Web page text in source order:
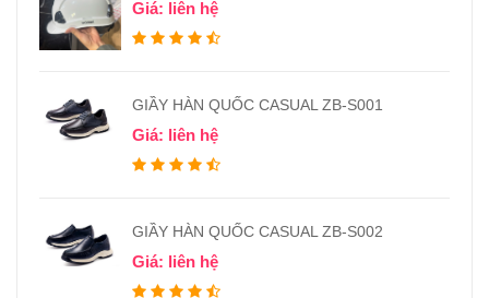
Giá: liên hệ
GIẦY HÀN QUỐC CASUAL ZB-S001
Giá: liên hệ
GIẦY HÀN QUỐC CASUAL ZB-S002
Giá: liên hệ